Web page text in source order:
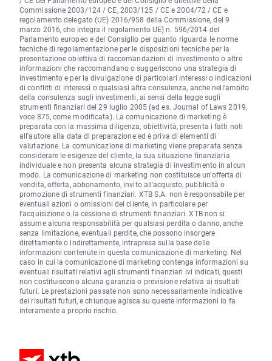
Commissione 2003/124 / CE, 2003/125 / CE e 2004/72 / CE e
regolamento delegato (UE) 2016/958 della Commissione, del 9
marzo 2016, che integra il regolamento UE) n. 596/2014 del
Parlamento europeo e del Consiglio per quanto riguarda le norme
tecniche di regolamentazione per le disposizioni tecniche per la
presentazione obiettiva di raccomandazioni di investimento o altre
informazioni che raccomandano o suggeriscono una strategia di
investimento e per la divulgazione di particolari interessi o indicazioni
di conflitti di interessi o qualsiasi altra consulenza, anche nell'ambito
della consulenza sugli investimenti, ai sensi della legge sugli
strumenti finanziari del 29 luglio 2005 (ad es. Journal of Laws 2019,
voce 875, come modificata). La comunicazione di marketing è
preparata con la massima diligenza, obiettività, presenta i fatti noti
all'autore alla data di preparazione ed è priva di elementi di
valutazione. La comunicazione di marketing viene preparata senza
considerare le esigenze del cliente, la sua situazione finanziaria
individuale e non presenta alcuna strategia di investimento in alcun
modo. La comunicazione di marketing non costituisce un'offerta di
vendita, offerta, abbonamento, invito all'acquisto, pubblicità o
promozione di strumenti finanziari. XTB S.A. non è responsabile per
eventuali azioni o omissioni del cliente, in particolare per
l'acquisizione o la cessione di strumenti finanziari. XTB non si
assume alcuna responsabilità per qualsiasi perdita o danno, anche
senza limitazione, eventuali perdite, che possono insorgere
direttamente o indirettamente, intrapresa sulla base delle
informazioni contenute in questa comunicazione di marketing. Nel
caso in cui la comunicazione di marketing contenga informazioni su
eventuali risultati relativi agli strumenti finanziari ivi indicati, questi
non costituiscono alcuna garanzia o previsione relativa ai risultati
futuri. Le prestazioni passate non sono necessariamente indicative
dei risultati futuri, e chiunque agisca su queste informazioni lo fa
interamente a proprio rischio.